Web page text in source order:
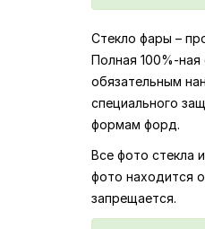
Стекло фары –
Полная 100%-ная
обязательным
специального
формам форд.
Все фото стекла
фото находится
запрещается.